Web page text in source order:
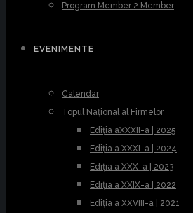
Program Member 2 Member
EVENIMENTE
Calendar
Topul Național al Firmelor
Ediția aXXXII-a | 2025
Ediția a XXXI-a | 2024
Ediția a XXX-a | 2023
Ediția a XXIX-a | 2022
Ediția a XXVIII-a | 2021